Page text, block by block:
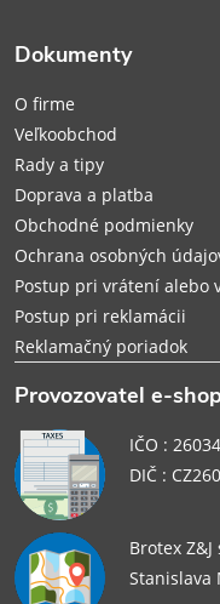
e
Dokumenty
O firme
Veľkoobchod
Rady a tipy
Doprava a platba
Obchodné podmienky
Ochrana osobných
Postup pri vrátení alebo
Postup pri reklamácii
Reklamačný poriadok
Provozovatel e-
IČO :
DIČ :
Brotex Z&J
Stanislava